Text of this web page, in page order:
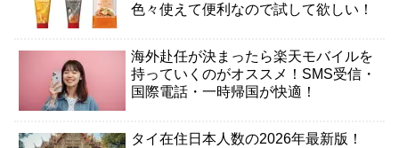
色々使えて便利なので試して欲しい！
海外赴任が決まったら楽天モバイルを
持っていくのがオススメ！SMS受信・
国際電話・一時帰国が快適！
タイ在住日本人数の2026年最新版！